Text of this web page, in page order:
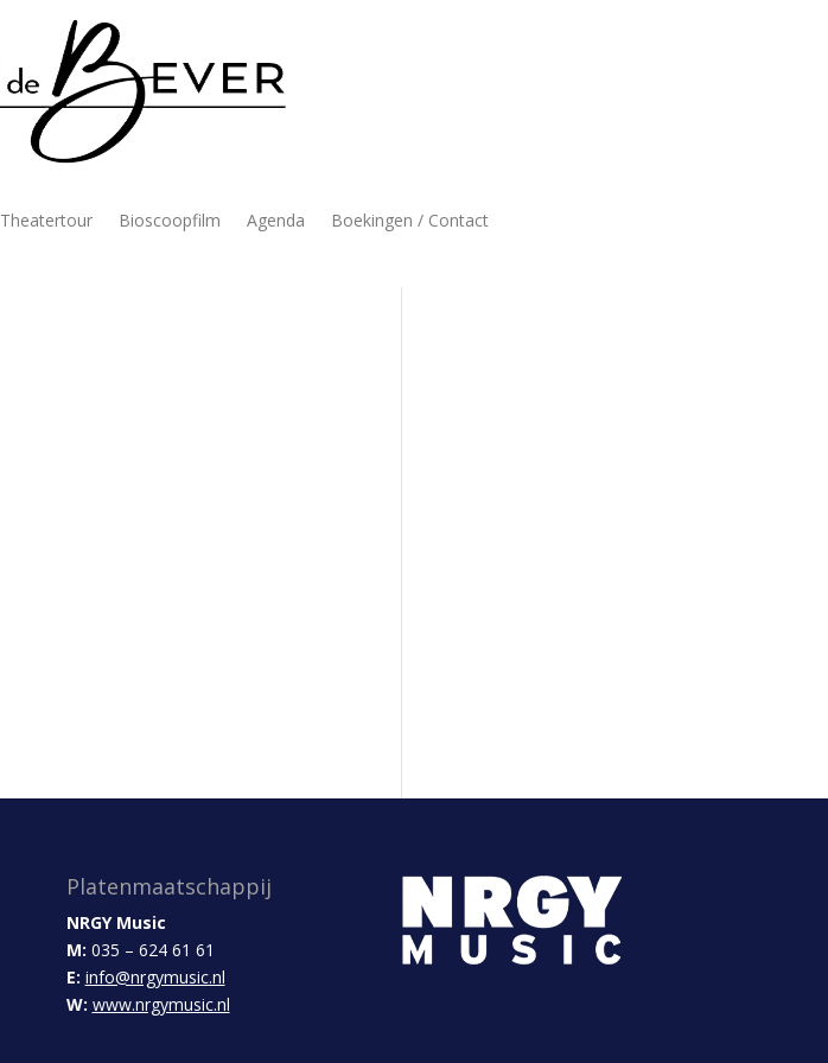
Theatertour Bioscoopfilm Agenda Boekingen / Contact
Platenmaatschappij
NRGY Music
M: 035 – 624 61 61
E: info@nrgymusic.nl
W: www.nrgymusic.nl